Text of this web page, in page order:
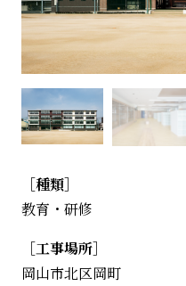
［種類］
教育・研修
［工事場所］
岡山市北区岡町